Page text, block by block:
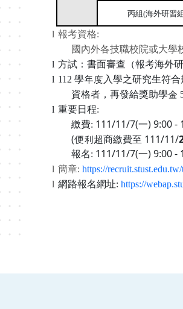
丙組(海外研習
l 報考資格:
國內外各技職校院或大學
l 方試：書面審查（報考海外
l 112 學年度入學之研究生符
資格者，再發給獎助學金
l 重要日程:
繳費: 111/11/7(一) 9:00 -
(便利超商繳費至 111/11/
報名: 111/11/7(一) 9:00 -
l 簡章: https://
l 網路報名網址: https://